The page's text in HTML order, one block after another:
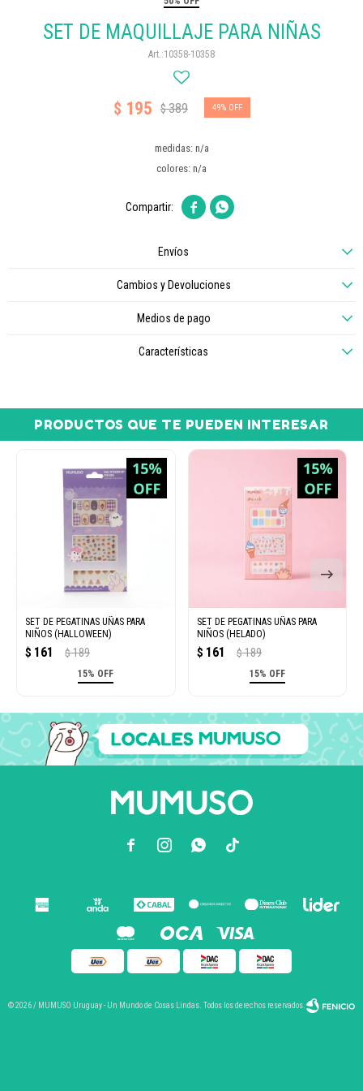
SET DE MAQUILLAJE PARA NIÑAS
10358-10358
$ 195 $389 49
medidas: n/a
colores: n/a
 
Envíos
Cambios y Devoluciones
Medios de pago
Características
PRODUCTOS QUE TE PUEDEN INTERESAR
SET DE PEGATINAS UÑAS PARA
NIÑOS (HALLOWEEN)
$ 161 $ 189
15% OFF
SET DE PEGATINAS UÑAS PARA
NIÑOS (HELADO)
$ 161 $ 189
15% OFF
  
© 2026 / MUMUSO Uruguay - Un Mundo de Cosas Lindas. Todos los derechos reservados.